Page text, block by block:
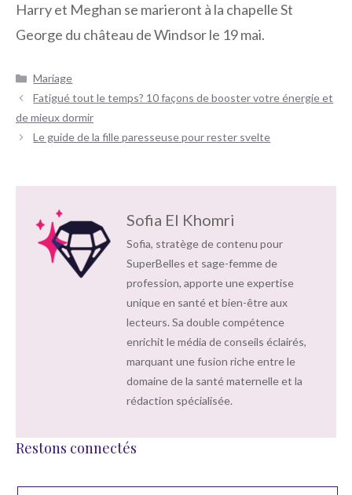
Harry et Meghan se marieront à la chapelle St
George du château de Windsor le 19 mai.
Catégories
Mariage
Navigation
des
Fatigué tout le temps? 10 façons de booster votre énergie et
de mieux dormir
Le guide de la fille paresseuse pour rester svelte
Sofia El Khomri
Sofia, stratège de contenu pour
SuperBelles et sage-femme de
profession, apporte une expertise
unique en santé et bien-être aux
lecteurs. Sa double compétence
enrichit le média de conseils éclairés,
marquant une fusion riche entre le
domaine de la santé maternelle et la
rédaction spécialisée.
Restons connectés